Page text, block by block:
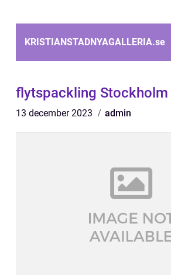
KRISTIANSTADNYAGALLERIA.se
flytspackling Stockholm
13 december 2023 admin